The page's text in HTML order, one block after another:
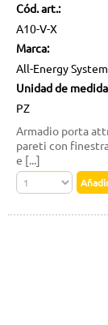
Cód. art.:
A10-V-X
Marca:
All-Energy
Unidad de
PZ
Armadio porta
pareti con
e [...]